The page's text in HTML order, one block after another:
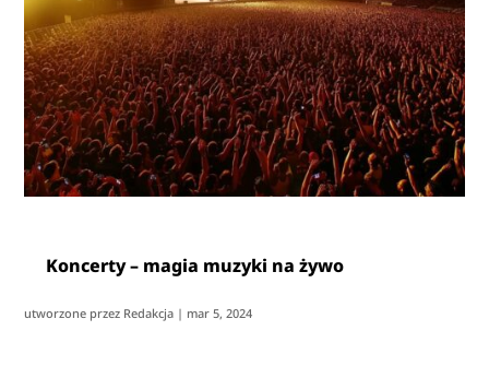
Koncerty – magia muzyki na żywo
utworzone przez Redakcja | mar 5, 2024